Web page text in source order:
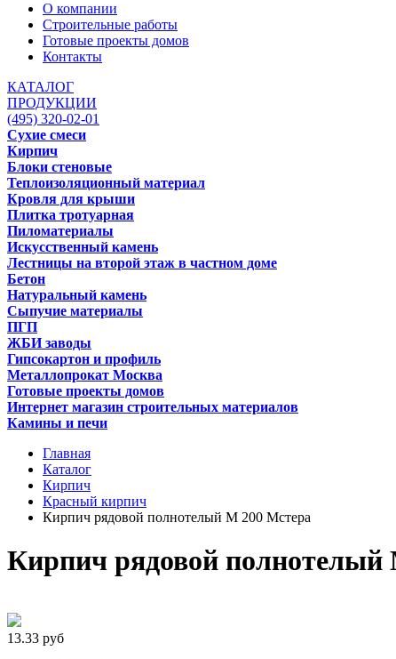
О компании
Строительные работы
Готовые проекты домов
Контакты
КАТАЛОГ
ПРОДУКЦИИ
(495) 320-02-01
Сухие смеси
Кирпич
Блоки стеновые
Теплоизоляционный материал
Кровля для крыши
Плитка тротуарная
Пиломатериалы
Искусственный камень
Лестницы на второй этаж в частном доме
Бетон
Натуральный камень
Сыпучие материалы
ПГП
ЖБИ заводы
Гипсокартон и профиль
Металлопрокат Москва
Готовые проекты домов
Интернет магазин строительных материалов
Камины и печи
Главная
Каталог
Кирпич
Красный кирпич
Кирпич рядовой полнотелый М 200 Мстера
Кирпич рядовой
13.33 руб